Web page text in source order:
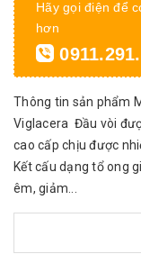
Hãy gọi điện để
hơn
Thông tin sản phẩm
Viglacera Đầu vòi
cao cấp chịu được
Kết cấu dạng tổ ong
êm, giảm...